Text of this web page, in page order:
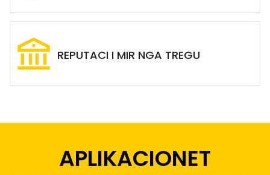
REPUTACI I MIR NGA TREGU
APLIKACIONET